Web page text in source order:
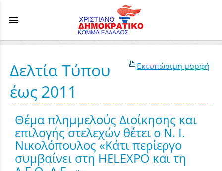
menu
Εκτυπώσιμη μορφή
Δελτία Τύπου
έως 2011
Θέμα πλημμελούς Διοίκησης και
επιλογής στελεχών θέτει ο Ν. Ι.
Νικολόπουλος «Κάτι περίεργο
συμβαίνει στη HELEXPO και τη